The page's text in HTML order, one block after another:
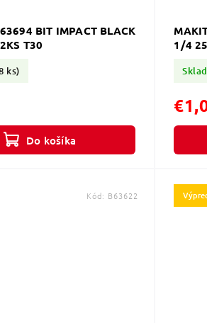
BIT IMPACT BLACK
T30
ks)
Do košíka
1/4
Kód: B63622